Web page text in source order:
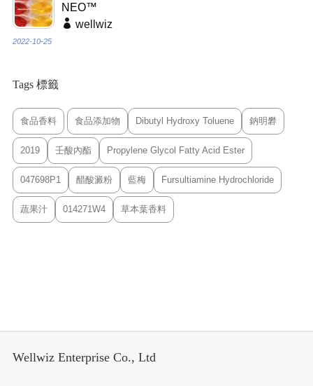
NEO™
wellwiz
2022-10-25
Tags 標籤
食品香料 食品添加物 Dibutyl Hydroxy Toluene 鈉明礬
2019 壬酸內酯 Propylene Glycol Fatty Acid Ester
047698P1 醋酸澱粉 藍梅 Fursultiamine Hydrochloride
蔬果汁 014271W4 草本葉香料
Wellwiz Enterprise Co., Ltd